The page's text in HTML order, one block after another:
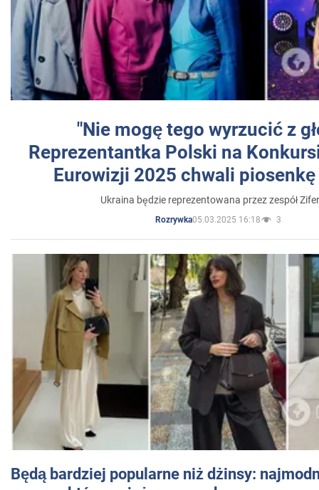
"Nie mogę tego wyrzucić z
Reprezentantka Polski na
Eurowizji 2025 chwali
Ukraina będzie reprezentowana przez zespół
Rozrywka05.03.2025 16:18 3
Będą bardziej popularne niż dżinsy: